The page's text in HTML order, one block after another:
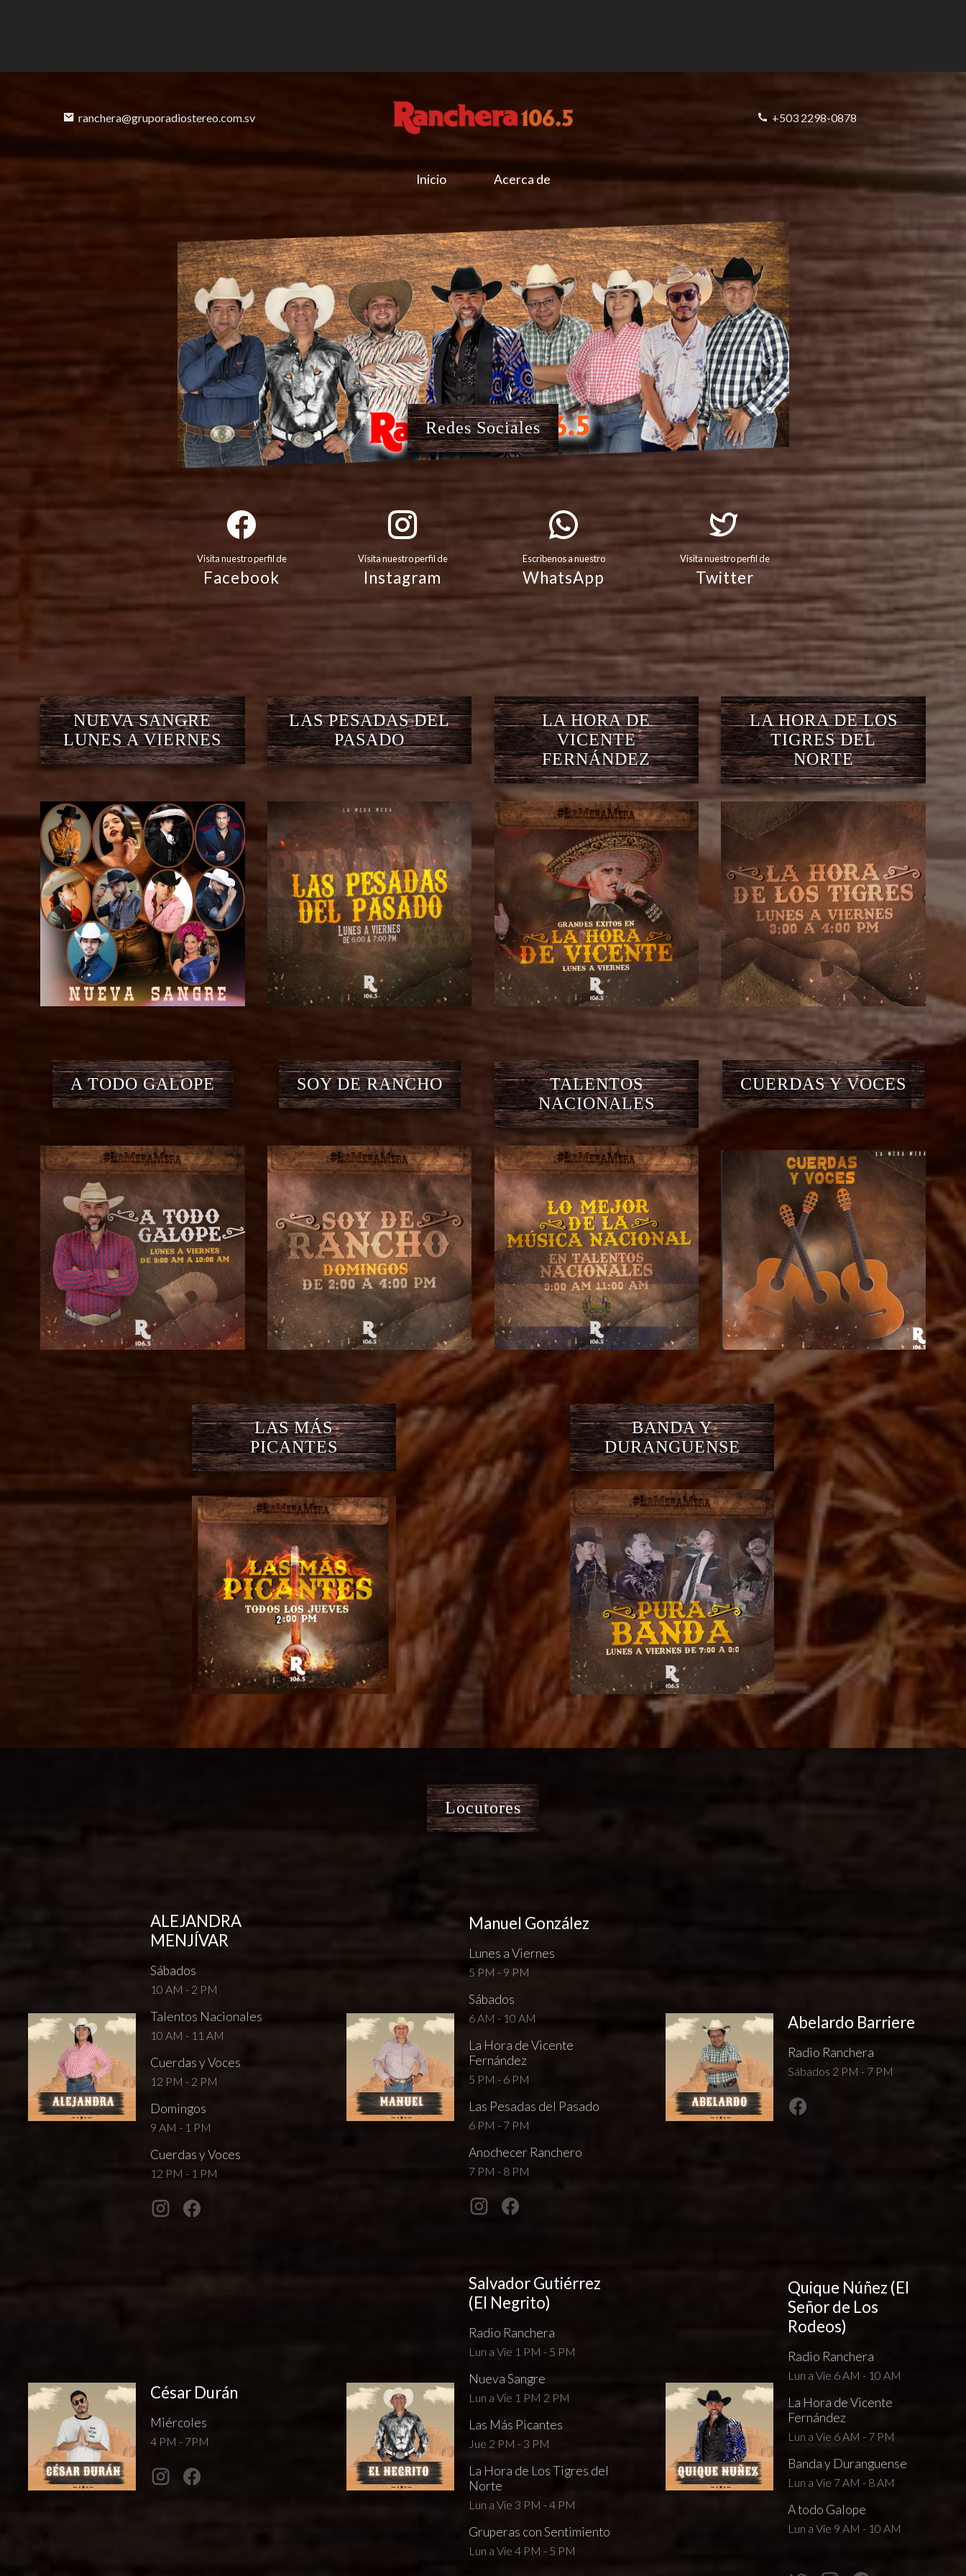
ranchera@gruporadiostereo.com.sv +503 2298-0878
Inicio Acerca de
Redes Sociales
Visita nuestro perfil de
Facebook
Visita nuestro perfil de
Instagram
Escribenos a nuestro
WhatsApp
Visita nuestro perfil de
Twitter
NUEVA SANGRE
LUNES A VIERNES
LAS PESADAS DEL
PASADO
LA HORA DE
VICENTE
FERNÁNDEZ
LA HORA DE LOS
TIGRES DEL
NORTE
A TODO GALOPE SOY DE RANCHO
TALENTOS
NACIONALES
CUERDAS Y VOCES
LAS MÁS
PICANTES
BANDA Y
DURANGUENSE
Locutores
ALEJANDRA
MENJÍVAR
Sábados
10 AM - 2 PM
Talentos Nacionales
10 AM - 11 AM
Cuerdas y Voces
12 PM - 2 PM
Domingos
9 AM - 1 PM
Cuerdas y Voces
12 PM - 1 PM
Manuel González
Lunes a Viernes
5 PM - 9 PM
Sábados
6 AM - 10 AM
La Hora de Vicente
Fernández
5 PM - 6 PM
Las Pesadas del Pasado
6 PM - 7 PM
Anochecer Ranchero
7 PM - 8 PM
Abelardo Barriere
Radio Ranchera
Sábados 2 PM - 7 PM
César Durán
Miércoles
4 PM - 7PM
Salvador Gutiérrez
(El Negrito)
Radio Ranchera
Lun a Vie 1 PM - 5 PM
Nueva Sangre
Lun a Vie 1 PM 2 PM
Las Más Picantes
Jue 2 PM - 3 PM
La Hora de Los Tigres del
Norte
Lun a Vie 3 PM - 4 PM
Gruperas con Sentimiento
Lun a Vie 4 PM - 5 PM
Quique Núñez (El
Señor de Los
Rodeos)
Radio Ranchera
Lun a Vie 6 AM - 10 AM
La Hora de Vicente
Fernández
Lun a Vie 6 AM - 7 PM
Banda y Duranguense
Lun a Vie 7 AM - 8 AM
A todo Galope
Lun a Vie 9 AM - 10 AM